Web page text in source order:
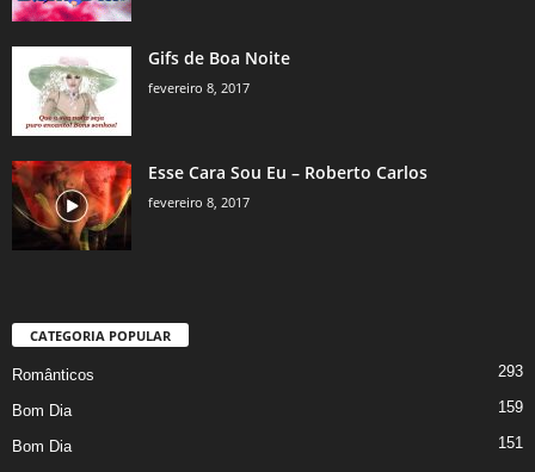
Gifs de Boa Noite
fevereiro 8, 2017
Esse Cara Sou Eu – Roberto Carlos
fevereiro 8, 2017
CATEGORIA POPULAR
Românticos 293
Bom Dia 159
Bom Dia
151